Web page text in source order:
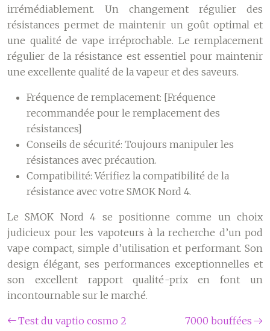
irrémédiablement. Un changement régulier des
résistances permet de maintenir un goût optimal et
une qualité de vape irréprochable. Le remplacement
régulier de la résistance est essentiel pour maintenir
une excellente qualité de la vapeur et des saveurs.
Fréquence de remplacement: [Fréquence
recommandée pour le remplacement des
résistances]
Conseils de sécurité: Toujours manipuler les
résistances avec précaution.
Compatibilité:Vérifiez la compatibilité de la
résistance avec votre SMOK Nord 4.
Le SMOK Nord 4 se positionne comme un choix
judicieux pour les vapoteurs à la recherche d’un pod
vape compact, simple d’utilisation et performant. Son
design élégant, ses performances exceptionnelles et
son excellent rapport qualité-prix en font un
incontournable sur le marché.
Test du vaptio cosmo 2
7000 bouffées